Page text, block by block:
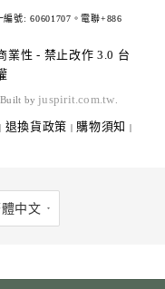
號: 60601707。電聯+886
業性 - 禁止改作 3.0 台
by juspirit.com.tw
| 退換貨政策 | 購物須知 |